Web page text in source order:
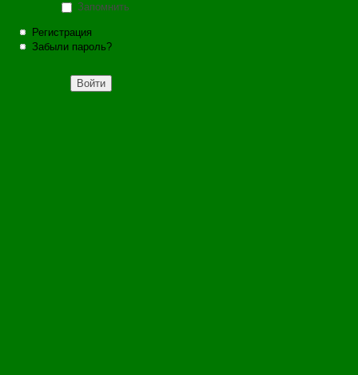
Запомнить
Регистрация
Забыли пароль?